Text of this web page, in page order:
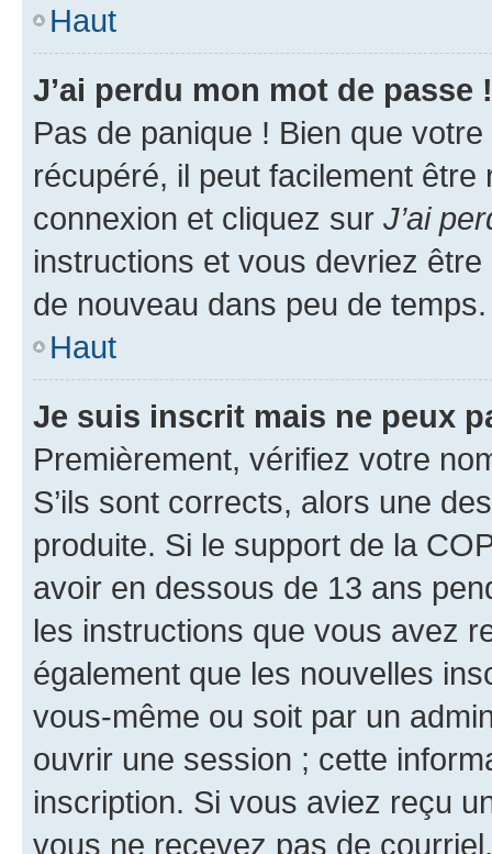
Haut
J’ai perdu mon mot de passe !
Pas de panique ! Bien que
récupéré, il peut facilement
connexion et cliquez sur J’ai
instructions et vous devriez
de nouveau dans peu de temps.
Haut
Je suis inscrit mais ne peux
Premièrement, vérifiez votre
S’ils sont corrects, alors une
produite. Si le support de la
avoir en dessous de 13 ans
les instructions que vous avez
également que les nouvelles
vous-même ou soit par un
ouvrir une session ; cette
inscription. Si vous aviez reçu
vous ne recevez pas de